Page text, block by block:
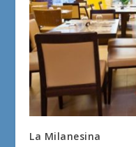
La Milanesina